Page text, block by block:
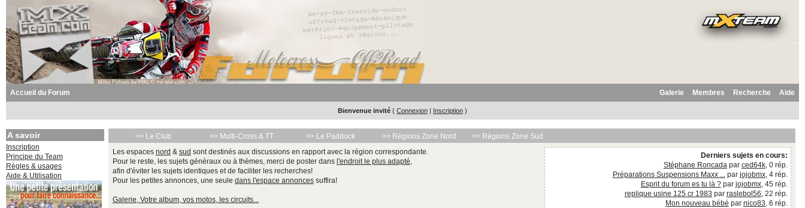
Accueil du Forum Aide
Recherche
Membres
Galerie
Bienvenue invité ( Connexion | Inscription )
A savoir
Inscription
Principe du Team
Règles & usages
Aide & Utilisation
>> Le Club >> Multi-Cross & TT >> Le Paddock >> Régions Zone Nord
>> Régions Zone Sud
Les espaces nord & sud sont destinés aux discussions en rapport avec la région correspondante.
Pour le reste, les sujets généraux ou à thèmes, merci de poster dans l'endroit le plus adapté,
afin d'éviter les sujets identiques et de faciliter les recherches!
Pour les petites annonces, une seule dans l'espace annoncessuffira!
Galerie, Votre album, vos motos, les circuits...
Derniers sujets en cours:
Stéphane Roncadapar ced64k, 0 rép.
Préparations Suspensions Maxx ...par jojobmx, 4 rép.
Esprit du forum es tu là ?par jojobmx, 45 rép.
replique usine 125 cr 1983 par raslebol56, 22 rép.
Mon nouveau bébé par nico83, 6 rép.